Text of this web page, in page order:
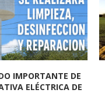
2026 en El Socorro
fue un...